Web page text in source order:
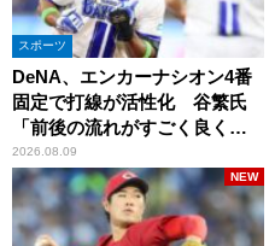
スポーツ
DeNA、エンカーナシオン4番
固定で打線が活性化 谷繁氏
「前後の流れがすごく良くな
りましたね」
2026.08.09
NEW